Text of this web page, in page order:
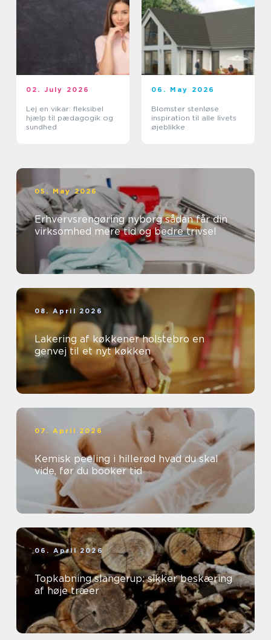
02. July 2026
Lej en vikar: fleksibel
hjælp til pædagogik og
sundhed
06. May 2026
Blomster stenløse
inspiration til alle livets
øjeblikke
05. May 2026
Erhvervsrengøring nyborg sådan får din
virksomhed mere tid og bedre trivsel
08. April 2026
Lakering af køkkener holstebro en
genvej til et nyt køkken
07. April 2026
Kemisk peeling i hillerød hvad du skal
vide, før du booker tid
06. April 2026
Topkabning slangerup: sikker beskæring
af høje træer